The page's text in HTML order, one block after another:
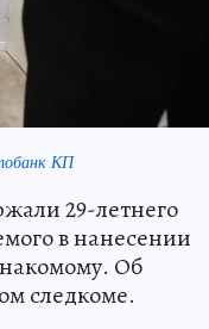
КП
29-летнего
в нанесении
Об
следкоме.